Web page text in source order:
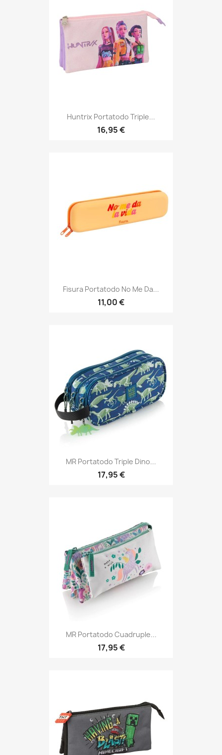
Huntrix Portatodo Triple...
16,95 €
Fisura Portatodo No Me Da...
11,00 €
MR Portatodo Triple Dino...
17,95 €
MR Portatodo Cuadruple...
17,95 €